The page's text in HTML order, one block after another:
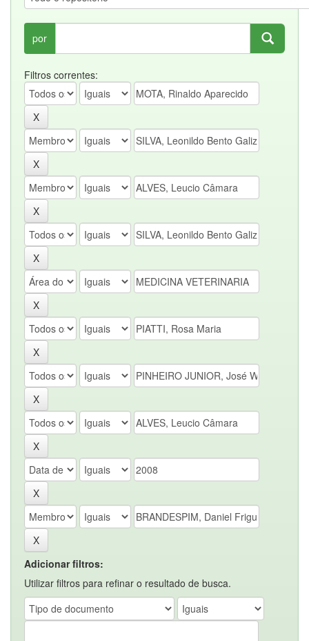
por
Filtros correntes:
Adicionar filtros:
Utilizar filtros para refinar o resultado de busca.